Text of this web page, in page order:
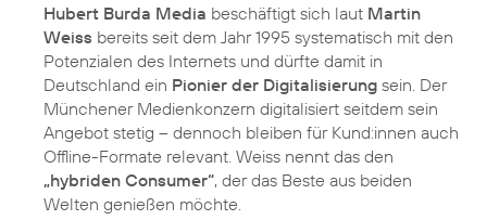
Hubert Burda Media beschäftigt sich laut Martin
Weiss bereits seit dem Jahr 1995 systematisch mit den
Potenzialen des Internets und dürfte damit in
Deutschland ein Pionier der Digitalisierung sein. Der
Münchener Medienkonzern digitalisiert seitdem sein
Angebot stetig – dennoch bleiben für Kund:innen auch
Offline-Formate relevant. Weiss nennt das den
„hybriden Consumer“, der das Beste aus beiden
Welten genießen möchte.